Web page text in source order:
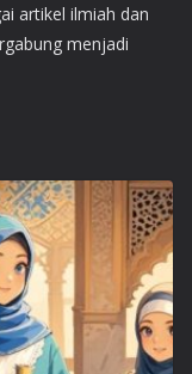
artikel ilmiah dan
menjadi